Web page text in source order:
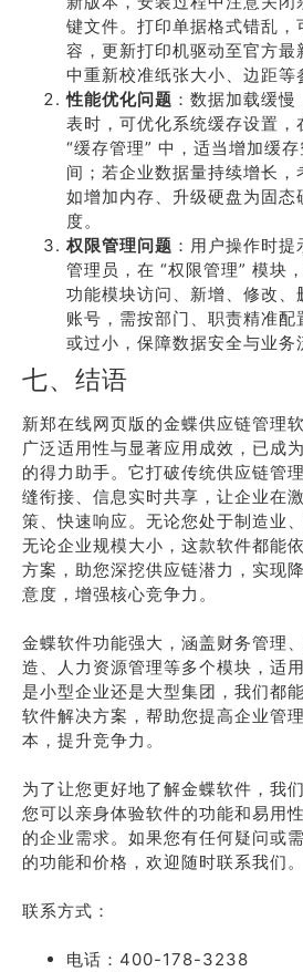
键文件。打印单据格式错乱
容，更新打印机驱动至官方最
中重新校准纸张大小、边距等
性能优化问题 ：数据加载缓
表时，可优化系统缓存设置，
“缓存管理” 中，适当增加缓
间；若企业数据量持续增长，
如增加内存、升级硬盘为固态
度。
权限管理问题 ：用户操作时
管理员，在 “权限管理” 模块
功能模块访问、新增、修改
账号，需按部门、职责精准
或过小，保障数据安全与业务
七、结语
新郑在线网页版的金蝶供应链管理
广泛适用性与显著应用成效，已成
的得力助手。它打破传统供应链管
缝衔接、信息实时共享，让企业在
策、快速响应。无论您处于制造业
无论企业规模大小，这款软件都能
方案，助您深挖供应链潜力，实现
意度，增强核心竞争力。
金蝶软件功能强大，涵盖财务管理
造、人力资源管理等多个模块，适
是小型企业还是大型集团，我们都
软件解决方案，帮助您提高企业管
本，提升竞争力。
为了让您更好地了解金蝶软件，我
您可以亲身体验软件的功能和易用
的企业需求。如果您有任何疑问或
的功能和价格，欢迎随时联系我们。
联系方式：
电话：400-178-3238